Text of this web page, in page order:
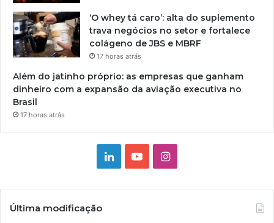
‘O whey tá caro’: alta do suplemento
trava negócios no setor e fortalece
colágeno de JBS e MBRF
17 horas atrás
Além do jatinho próprio: as empresas que ganham
dinheiro com a expansão da aviação executiva no
Brasil
17 horas atrás
LinkedinYouTubeInstagram
Última modificação